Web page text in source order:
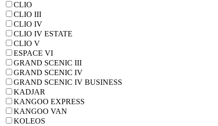
CLIO
CLIO III
CLIO IV
CLIO IV ESTATE
CLIO V
ESPACE VI
GRAND SCENIC III
GRAND SCENIC IV
GRAND SCENIC IV BUSINESS
KADJAR
KANGOO EXPRESS
KANGOO VAN
KOLEOS